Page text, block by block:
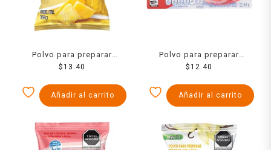
Polvo para preparar
gelatina D´Gari de agua
$13.40
Añadir al carrito
Polvo para preparar
gelatina Pronto de agua
$12.40
Añadir al carrito